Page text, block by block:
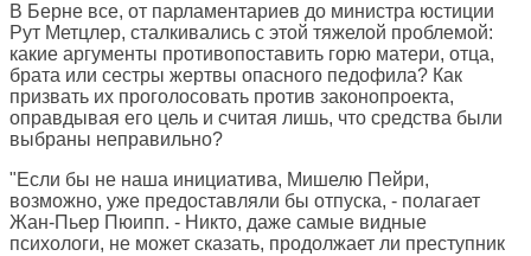
В Берне все, от парламентариев до министра юстиции
Рут Метцлер, сталкивались с этой тяжелой проблемой:
какие аргументы противопоставить горю матери, отца,
брата или сестры жертвы опасного педофила? Как
призвать их проголосовать против законопроекта,
оправдывая его цель и считая лишь, что средства были
выбраны неправильно?
"Если бы не наша инициатива, Мишелю Пейри,
возможно, уже предоставляли бы отпуска, - полагает
Жан-Пьер Пюипп. - Никто, даже самые видные
психологи, не может сказать, продолжает ли преступник